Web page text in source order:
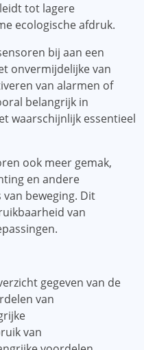
tot lagere
ecologische afdruk.
bij aan een
onvermijdelijke van
van alarmen of
belangrijk in
waarschijnlijk essentieel
ook meer gemak,
en andere
beweging. Dit
van
gegeven van de
van
van